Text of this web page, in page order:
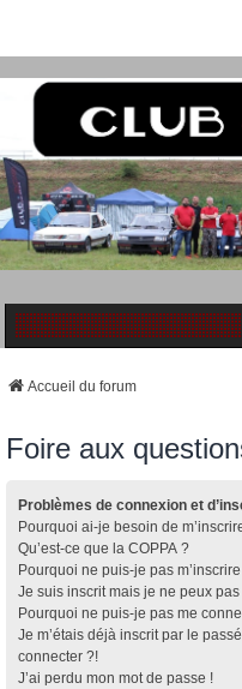
Accueil du forum
Foire aux
Problèmes de connexion et
Pourquoi ai-je besoin de
Qu’est-ce que la COPPA ?
Pourquoi ne puis-je pas
Je suis inscrit mais je ne peux
Pourquoi ne puis-je pas me
Je m’étais déjà inscrit par le
connecter ?!
J’ai perdu mon mot de passe !